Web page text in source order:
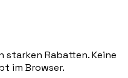
starken Rabatten. Keine
im Browser.